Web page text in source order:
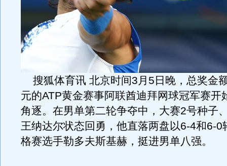
搜狐体育讯 北京时间3月5日晚，总奖金
元的ATP黄金赛事阿联酋迪拜网球冠军赛开
角逐。在男单第二轮争夺中，大赛2号种子
王纳达尔状态回勇，他直落两盘以6-4和6-0
格赛选手勒多夫斯基赫，挺进男单八强。